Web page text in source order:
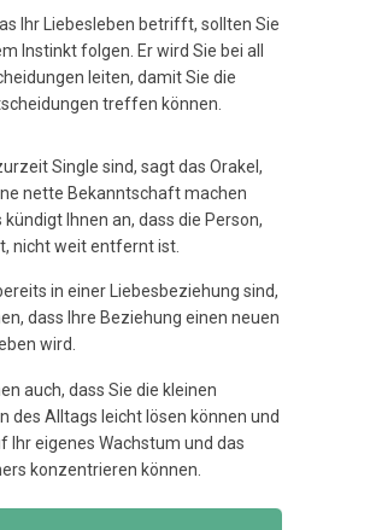
Ihr Liebesleben betrifft, sollten Sie
Instinkt folgen. Er wird Sie bei all
leiten, damit Sie die
treffen können.
Single sind, sagt das Orakel,
nette Bekanntschaft machen
kündigt Ihnen an, dass die Person,
nicht weit entfernt ist.
in einer Liebesbeziehung sind,
dass Ihre Beziehung einen neuen
wird.
auch, dass Sie die kleinen
des Alltags leicht lösen können und
Ihr eigenes Wachstum und das
konzentrieren können.